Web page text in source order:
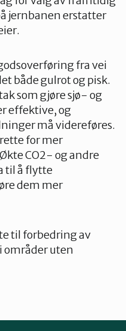
jernbanen erstatter
fra vei
både gulrot og pisk.
som gjøre sjø- og
effektive, og
må videreføres.
for mer
CO2- og andre
til å flytte
dem mer
til forbedring av
områder uten